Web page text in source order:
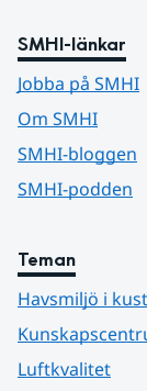
SMHI-länkar
Jobba på SMHI
Om SMHI
SMHI-bloggen
SMHI-podden
Teman
Havsmiljö i
Luftkvalitet